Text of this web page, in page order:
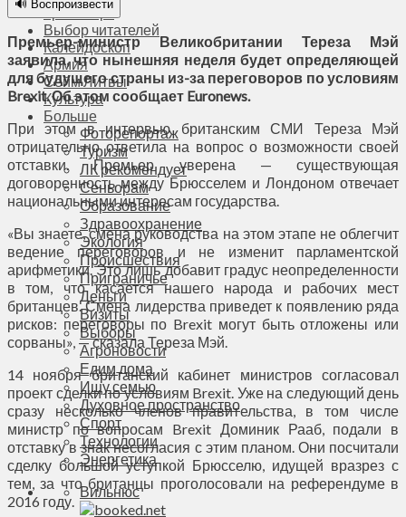
Транспорт
Выбор читателей
Калейдоскоп
Армия
Сейм Литвы
Культура
Больше
Фоторепортаж
Туризм
ЛК рекомендует
Сеньорам
Образование
Здравоохранение
Экология
Происшествия
Приграничье
Деньги
Визиты
Выборы
Агроновости
Едим дома
Ищу семью
Духовное пространство
Спорт
Технологии
Энергетика
Вильнюс
🔊 Воспроизвести
Премьер-министр Великобритании Тереза Мэй
заявила, что нынешняя неделя будет определяющей
для будущего страны из-за переговоров по условиям
Brexit. Об этом сообщает Euronews.
При этом в интервью британским СМИ Тереза Мэй
отрицательно ответила на вопрос о возможности своей
отставки. Премьер уверена — существующая
договоренность между Брюсселем и Лондоном отвечает
национальными интересам государства.
«Вы знаете, смена руководства на этом этапе не облегчит
ведение переговоров и не изменит парламентской
арифметики. Это лишь добавит градус неопределенности
в том, что касается нашего народа и рабочих мест
британцев. Смена лидерства приведет к появлению ряда
рисков: переговоры по Brexit могут быть отложены или
сорваны», — сказала Тереза Мэй.
14 ноября британский кабинет министров согласовал
проект сделки по условиям Brexit. Уже на следующий день
сразу несколько членов правительства, в том числе
министр по вопросам Brexit Доминик Рааб, подали в
отставку в знак несогласия с этим планом. Они посчитали
сделку большой уступкой Брюсселю, идущей вразрез с
тем, за что британцы проголосовали на референдуме в
2016 году.